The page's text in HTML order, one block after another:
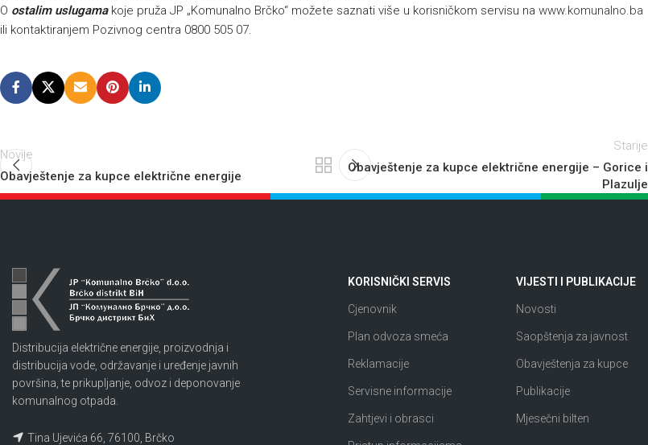
O ostalim uslugamakoje pruža JP „Komunalno Brčko“ možete saznati više u korisničkom servisu na www.komunalno.ba
ili kontaktiranjem Pozivnog centra 0800 505 07.
Novije
Obavještenje za kupce električne energije
Starije
Obavještenje za kupce električne energije – Gorice i
Plazulje
Distribucija električne energije, proizvodnja i
distribucija vode, održavanje i uređenje javnih
površina, te prikupljanje, odvoz i deponovanje
komunalnog otpada.
Tina Ujevića 66, 76100, Brčko
KORISNIČKI SERVIS
Cjenovnik
Plan odvoza smeća
Reklamacije
Servisne informacije
Zahtjevi i obrasci
VIJESTI I PUBLIKACIJE
Novosti
Saopštenja za javnost
Obavještenja za kupce
Publikacije
Mjesečni bilten